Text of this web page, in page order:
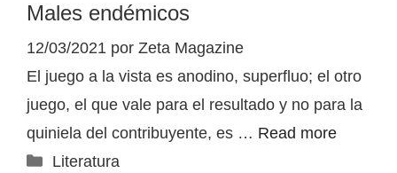
Males endémicos
12/03/2021 por Zeta Magazine
El juego a la vista es anodino, superfluo; el otro
juego, el que vale para el resultado y no para la
quiniela del contribuyente, es … Read more
Categorías
Literatura